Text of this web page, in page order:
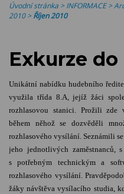
Úvodní stránka >INFORMACE>
2010>Říjen 2010
Exkurze
Unikátní nabídku hudebního
využila třída 8.A, jejíž žáci
rozhlasovou stanici. Prožili zde
během něhož se dozvěděli
rozhlasového vysílání. Seznámili
jeho jednotlivých zaměstnanců,
s potřebným technickým a
rozhlasového vysílání.
žáky návštěva vysílacího studia,